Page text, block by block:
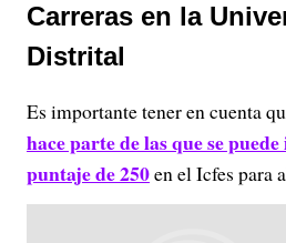
Carreras en la
Distrital
Es importante tener en cuenta
hace parte de las que se
puntaje de 250en el Icfes para